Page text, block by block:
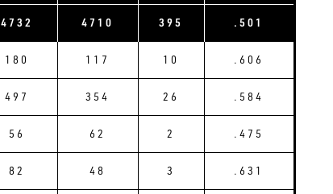
4732 4710 395 .501
180 117 10 .606
497 354 26 .584
56 62 2 .475
82 48 3 .631